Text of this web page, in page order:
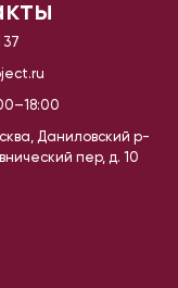
37
Даниловский р-
пер, д. 10